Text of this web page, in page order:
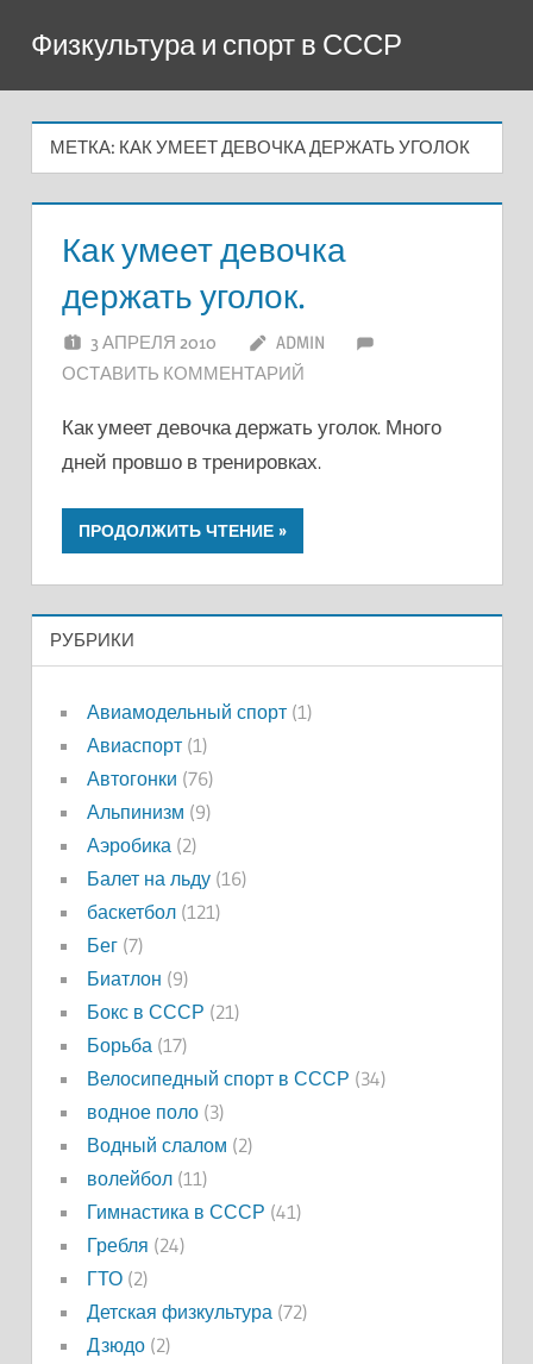
содержимому
Физкультура и спорт в СССР
МЕТКА: КАК УМЕЕТ ДЕВОЧКА ДЕРЖАТЬ УГОЛОК
Как умеет девочка
держать уголок.
3 АПРЕЛЯ 2010
ADMIN
ОСТАВИТЬ КОММЕНТАРИЙ
Как умеет девочка держать уголок. Много
дней провшо в тренировках.
ПРОДОЛЖИТЬ ЧТЕНИЕ
РУБРИКИ
Авиамодельный спорт(1)
Авиаспорт(1)
Автогонки (76)
Альпинизм (9)
Аэробика(2)
Балет на льду(16)
баскетбол(121)
Бег(7)
Биатлон (9)
Бокс в СССР (21)
Борьба(17)
Велосипедный спорт в СССР (34)
водное поло(3)
Водный слалом (2)
волейбол(11)
Гимнастика в СССР (41)
Гребля (24)
ГТО(2)
Детская физкультура(72)
Дзюдо(2)